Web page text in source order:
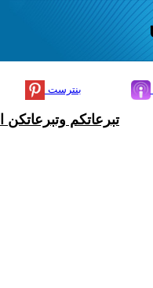
بنترست
تبرعاتكم